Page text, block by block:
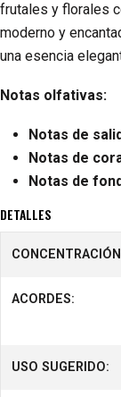
frutales y florales
moderno y
una esencia
Notas olfativas:
Notas de
Notas de
Notas de
DETALLES
ACORDES:
USO SUGERIDO: